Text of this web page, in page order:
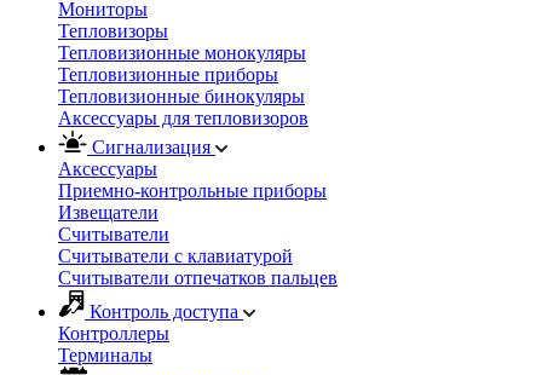
Мониторы
Тепловизоры
Тепловизионные монокуляры
Тепловизионные приборы
Тепловизионные бинокуляры
Аксессуары для тепловизоров
Сигнализация
Аксессуары
Приемно-контрольные приборы
Извещатели
Считыватели
Cчитыватели с клавиатурой
Cчитыватели отпечатков пальцев
Контроль доступа
Контроллеры
Терминалы